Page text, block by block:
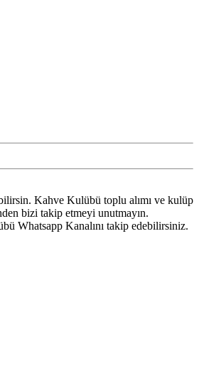
Kahve Kulübü toplu alımı ve kulüp
bizi takip etmeyi unutmayın.
Whatsapp Kanalını takip edebilirsiniz.